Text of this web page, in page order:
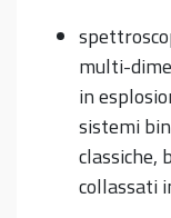
multi-
in
sistemi
classiche,
collassati